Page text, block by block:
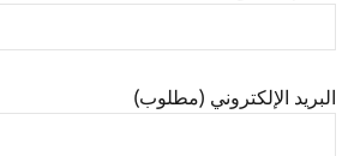
البريد الإلكتروني (مطلوب)